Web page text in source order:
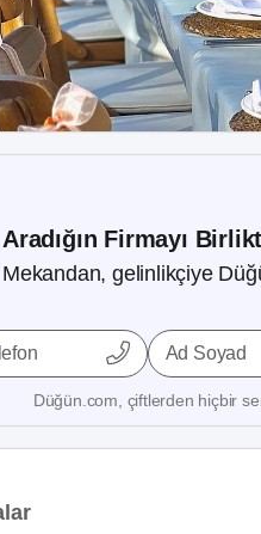
Aradığın Firmayı
Mekandan, gelinlikçiye
Ad Soyad
Düğün.com, çiftlerden hiçbir